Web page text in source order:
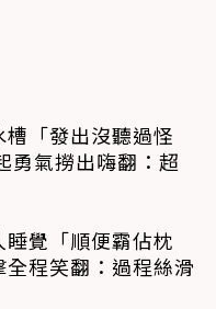
「發出沒聽過怪
勇氣撈出嗨翻：超
覺「順便霸佔枕
程笑翻：過程絲滑